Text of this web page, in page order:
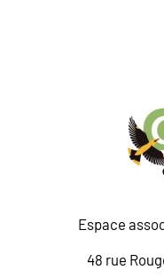
Espace
48 rue